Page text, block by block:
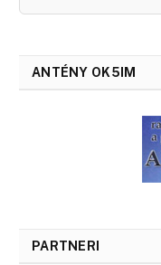
ANTÉNY OK5IM
PARTNERI